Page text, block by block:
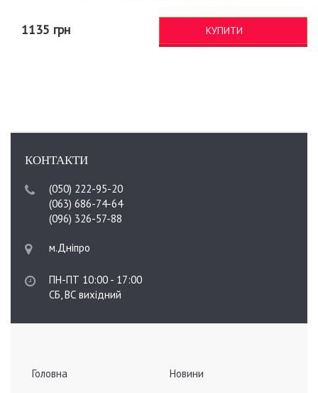
1135 грн КУПИТИ
КОНТАКТИ
(050) 222-95-20
(063) 686-74-64
(096) 326-57-88
м.Дніпро
ПН-ПТ 10:00 - 17:00
СБ, ВС вихідний
Головна Новини